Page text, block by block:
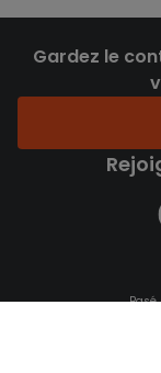
Gardez le
Basé